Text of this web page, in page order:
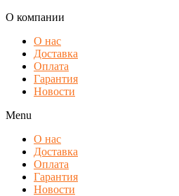
О компании
О нас
Доставка
Оплата
Гарантия
Новости
Menu
О нас
Доставка
Оплата
Гарантия
Новости